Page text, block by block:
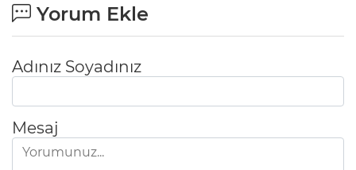
Yorum Ekle
Adınız Soyadınız
Mesaj